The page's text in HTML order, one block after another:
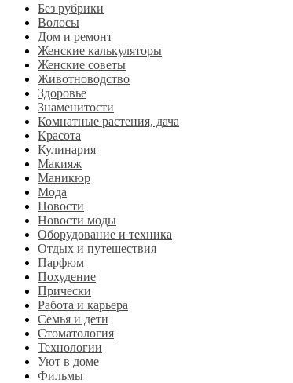
Без рубрики
Волосы
Дом и ремонт
Женские калькуляторы
Женские советы
Животноводство
Здоровье
Знаменитости
Комнатные растения, дача
Красота
Кулинария
Макияж
Маникюр
Мода
Новости
Новости моды
Оборудование и техника
Отдых и путешествия
Парфюм
Похудение
Прически
Работа и карьера
Семья и дети
Стоматология
Технологии
Уют в доме
Фильмы